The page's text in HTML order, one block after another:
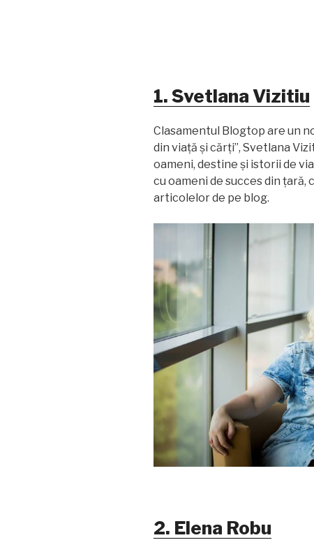
1. Svetlana Vizitiu
Clasamentul Blogtop are un
din viață și cărți”, Svetlana
oameni, destine și istorii de
cu oameni de succes din
articolelor de pe blog.
2. Elena Robu